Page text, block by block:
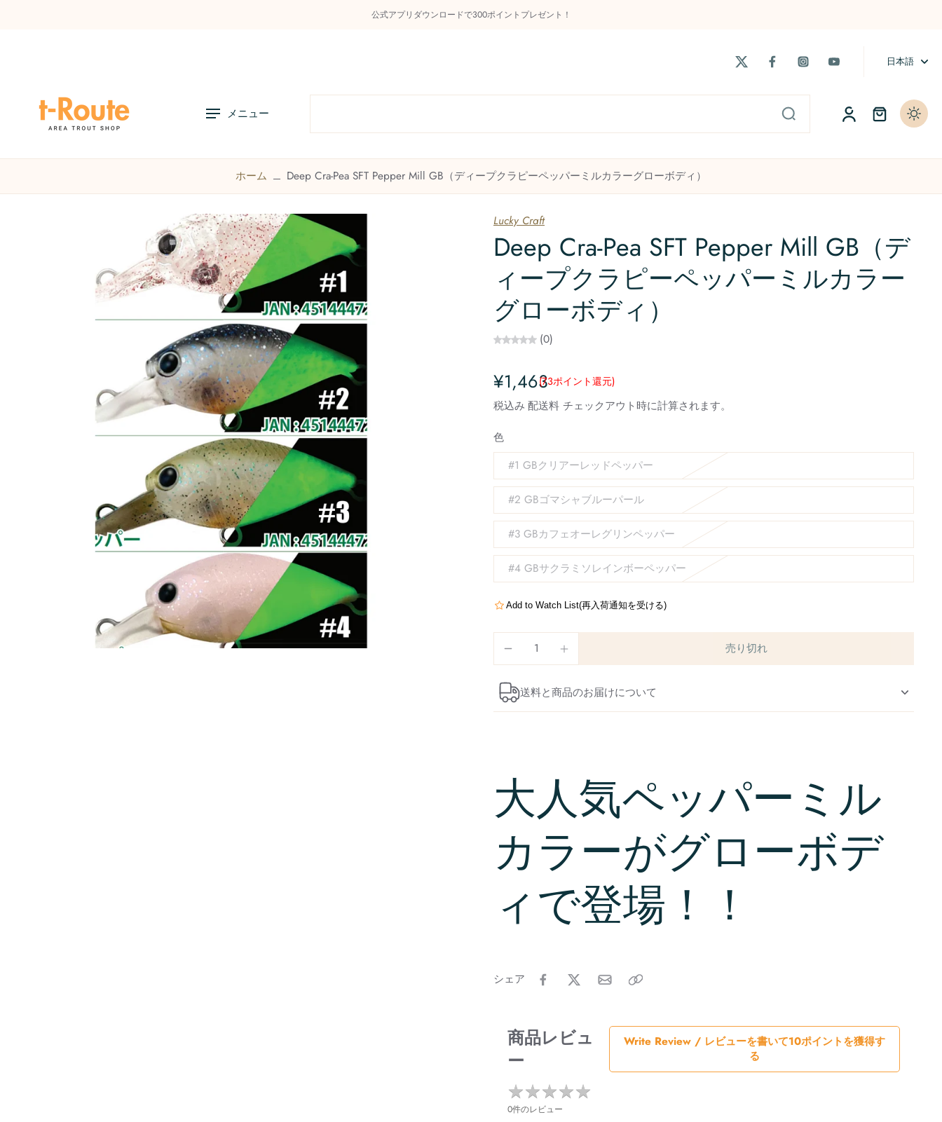
プ
公式アプリダウンロードで300ポイントプレゼント！
日本語
メニュー
オンラインストアの利用方法 お知らせ 管釣り知識庫 商品カテゴリー 今後のイベント 当店主催の大会「t-Cup」
お問い合わせ
ホーム Deep Cra-Pea SFT Pepper Mill GB（ディープクラピーペッパーミルカラーグローボディ）
Lucky Craft
Deep Cra-Pea SFT Pepper Mill GB（デ
ィープクラピーペッパーミルカラー
グローボディ）
(0)
¥1,463(73ポイント還元)
税込み 配送料 チェックアウト時に計算されます。
色
#1 GBクリアーレッドペッパー
#2 GBゴマシャブルーパール
#3 GBカフェオーレグリンペッパー
#4 GBサクラミソレインボーペッパー
Add to Watch List(再入荷通知を受ける)
売り切れ
送料と商品のお届けについて
大人気ペッパーミル
カラーがグローボデ
ィで登場！！
シェア
商品レビュ
ー
Write Review / レビューを書いて10ポイントを獲得す
る
★★★★★
★★★★★
0件のレビュー